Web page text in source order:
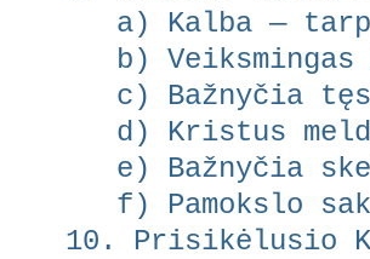
a) Kalba —
b)
c) Bažnyčia
d) Kristus
e) Bažnyčia
f) Pamokslo
10. Prisikėlusio